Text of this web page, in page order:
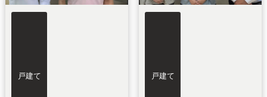
戸建て 戸建て